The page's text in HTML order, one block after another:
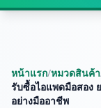
หน้าแรก/หมวดสินค้า
รับซื้อไอแพดมือสอง
อย่างมืออาชีพ